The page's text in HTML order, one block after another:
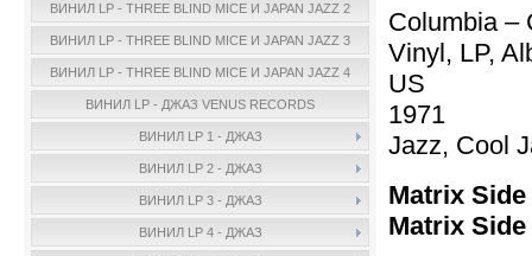
ВИНИЛ LP - THREE BLIND MICE И JAPAN JAZZ 2
ВИНИЛ LP - THREE BLIND MICE И JAPAN JAZZ 3
ВИНИЛ LP - THREE BLIND MICE И JAPAN JAZZ 4
ВИНИЛ LP - ДЖАЗ VENUS RECORDS
ВИНИЛ LP 1 - ДЖАЗ
ВИНИЛ LP 2 - ДЖАЗ
ВИНИЛ LP 3 - ДЖАЗ
ВИНИЛ LP 4 - ДЖАЗ
Columbia –
Vinyl, LP,
US
1971
Jazz, Cool
Matrix Side
Matrix